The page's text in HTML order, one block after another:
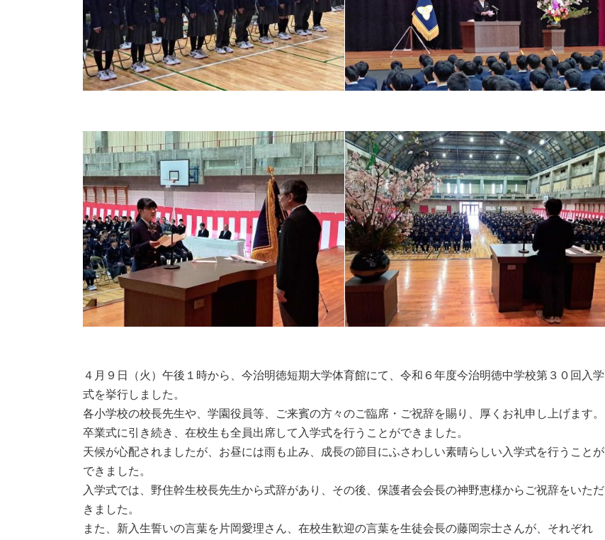
４月９日（火）午後１時から、今治明徳短期大学体育館にて、令和６年度今治明徳中学校第３０回入学
式を挙行しました。
各小学校の校長先生や、学園役員等、ご来賓の方々のご臨席・ご祝辞を賜り、厚くお礼申し上げます。
卒業式に引き続き、在校生も全員出席して入学式を行うことができました。
天候が心配されましたが、お昼には雨も止み、成長の節目にふさわしい素晴らしい入学式を行うことが
できました。
入学式では、野住幹生校長先生から式辞があり、その後、保護者会会長の神野恵様からご祝辞をいただ
きました。
また、新入生誓いの言葉を片岡愛理さん、在校生歓迎の言葉を生徒会長の藤岡宗士さんが、それぞれ